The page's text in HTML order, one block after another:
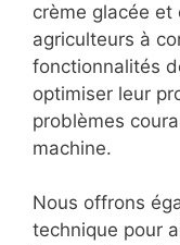
crème glacée et
agriculteurs à
fonctionnalités
optimiser leur
problèmes
machine.
Nous offrons
technique pour